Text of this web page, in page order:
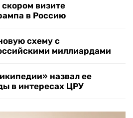
визите
в Россию
схему с
миллиардами
назвал ее
в интересах ЦРУ